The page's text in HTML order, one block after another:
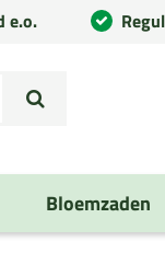
e.o.
Bloemzaden